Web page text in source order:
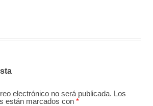
electrónico no será publicada. Los
están marcados con *